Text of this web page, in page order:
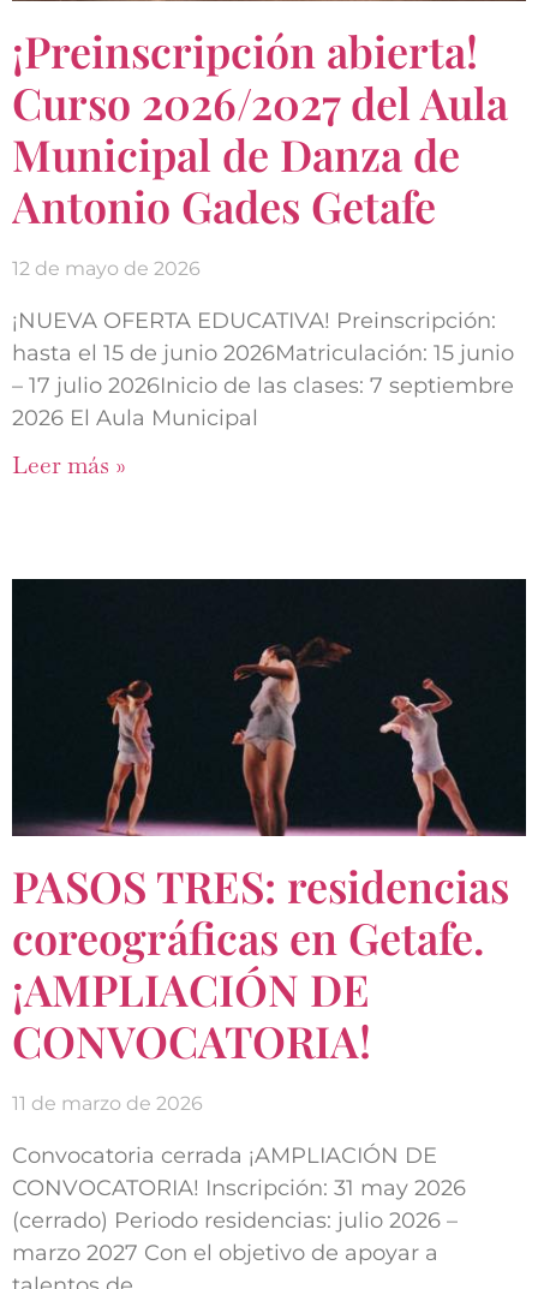
¡Preinscripción abierta!
Curso 2026/2027 del Aula
Municipal de Danza de
Antonio Gades Getafe
12 de mayo de 2026
¡NUEVA OFERTA EDUCATIVA! Preinscripción:
hasta el 15 de junio 2026Matriculación: 15 junio
– 17 julio 2026Inicio de las clases: 7 septiembre
2026 El Aula Municipal
Leer más »
PASOS TRES: residencias
coreográficas en Getafe.
¡AMPLIACIÓN DE
CONVOCATORIA!
11 de marzo de 2026
Convocatoria cerrada ¡AMPLIACIÓN DE
CONVOCATORIA! Inscripción: 31 may 2026
(cerrado) Periodo residencias: julio 2026 –
marzo 2027 Con el objetivo de apoyar a